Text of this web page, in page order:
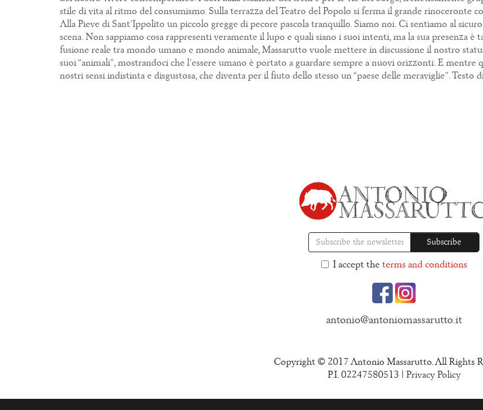
stile di vita al ritmo del consumismo. Sulla terrazza del Teatro del Popolo si ferma il grande rinoceronte
Alla Pieve di Sant’Ippolito un piccolo gregge di pecore pascola tranquillo. Siamo noi. Ci sentiamo al
scena. Non sappiamo cosa rappresenti veramente il lupo e quali siano i suoi intenti, ma la sua presenza
fusione reale tra mondo umano e mondo animale, Massarutto vuole mettere in discussione il nostro
suoi “animali”, mostrandoci che l’essere umano è portato a guardare sempre a nuovi orizzonti. E mentre
nostri sensi indistinta e disgustosa, che diventa per il fiuto dello stesso un “paese delle meraviglie”. Testo
I accept the terms and conditions
antonio@antoniomassarutto.it
Copyright © 2017 Antonio Massarutto. All Rights
P.I. 02247580513 | Privacy Policy